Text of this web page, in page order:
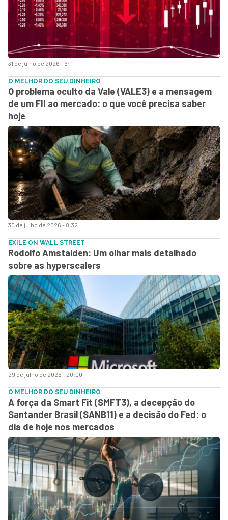
31 de julho de 2026 - 6:11
30 de julho de 2026 - 8:32
O MELHOR DO SEU DINHEIRO
O problema oculto da Vale (VALE3) e a mensagem
de um FII ao mercado: o que você precisa saber
hoje
29 de julho de 2026 - 20:00
EXILE ON WALL STREET
Rodolfo Amstalden: Um olhar mais detalhado
sobre as hyperscalers
O MELHOR DO SEU DINHEIRO
A força da Smart Fit (SMFT3), a decepção do
Santander Brasil (SANB11) e a decisão do Fed: o
dia de hoje nos mercados